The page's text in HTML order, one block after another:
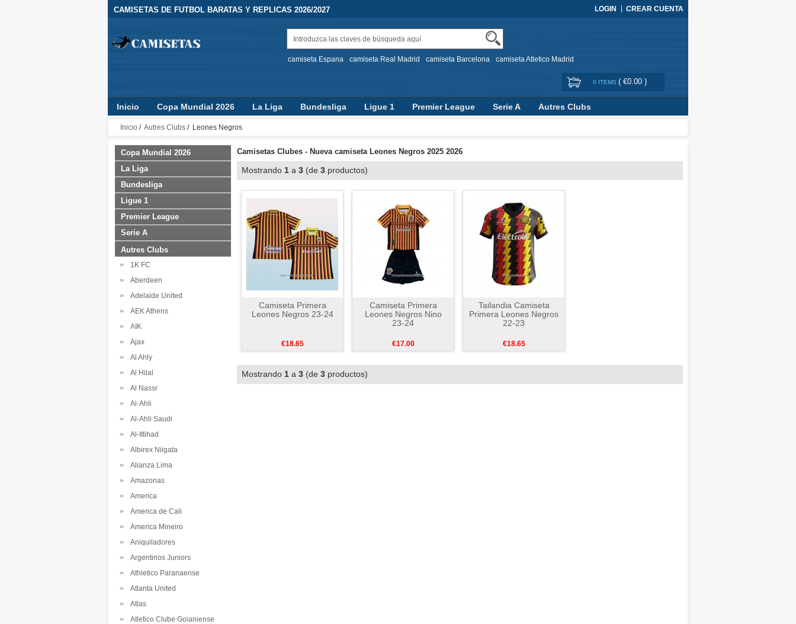
CAMISETAS DE FUTBOL BARATAS Y REPLICAS 2026/2027 LOGIN CREAR CUENTA
camiseta Espana camiseta Real Madrid camiseta Barcelona camiseta Atletico Madrid
0 ITEMS ( €0.00 )
Inicio Copa Mundial 2026 La Liga Bundesliga Ligue 1 Premier League Serie A
Autres Clubs
Camisetas Clubes
Jugador
Inicio / Autres Clubs / Leones Negros
Copa Mundial 2026
La Liga
Bundesliga
Ligue 1
Premier League
Serie A
Autres Clubs
1K FC
Aberdeen
Adelaide United
AEK Athens
AIK
Ajax
Al Ahly
Al Hilal
Al Nassr
Al-Ahli
Al-Ahli Saudi
Al-Ittihad
Albirex Niigata
Alianza Lima
Amazonas
America
America de Cali
America Mineiro
Aniquiladores
Argentinos Juniors
Athletico Paranaense
Atlanta United
Atlas
Atletico Clube Goianiense
Camisetas Clubes - Nueva camiseta Leones Negros 2025 2026
Mostrando 1 a 3 (de 3 productos)
Camiseta Primera
Leones Negros 23-24
€18.65
Camiseta Primera
Leones Negros Nino
23-24
€17.00
Tailandia Camiseta
Primera Leones Negros
22-23
€18.65
Mostrando 1 a 3 (de 3 productos)